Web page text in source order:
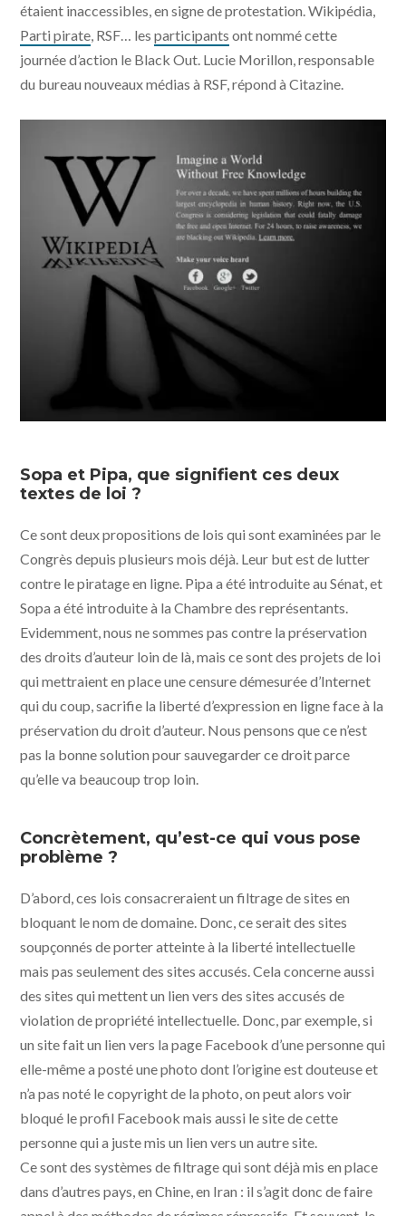
étaient inaccessibles, en signe de protestation. Wikipédia,
Parti pirate , RSF… lesparticipants ont nommé cette
journée d’action le Black Out. Lucie Morillon, responsable
du bureau nouveaux médias à RSF, répond à Citazine.
Sopa et Pipa, que signifient ces deux
textes de loi ?
Ce sont deux propositions de lois qui sont examinées par le
Congrès depuis plusieurs mois déjà. Leur but est de lutter
contre le piratage en ligne. Pipa a été introduite au Sénat, et
Sopa a été introduite à la Chambre des représentants.
Evidemment, nous ne sommes pas contre la préservation
des droits d’auteur loin de là, mais ce sont des projets de loi
qui mettraient en place une censure démesurée d’Internet
qui du coup, sacrifie la liberté d’expression en ligne face à la
préservation du droit d’auteur. Nous pensons que ce n’est
pas la bonne solution pour sauvegarder ce droit parce
qu’elle va beaucoup trop loin.
Concrètement, qu’est-ce qui vous pose
problème ?
D’abord, ces lois consacreraient un filtrage de sites en
bloquant le nom de domaine. Donc, ce serait des sites
soupçonnés de porter atteinte à la liberté intellectuelle
mais pas seulement des sites accusés. Cela concerne aussi
des sites qui mettent un lien vers des sites accusés de
violation de propriété intellectuelle. Donc, par exemple, si
un site fait un lien vers la page Facebook d’une personne qui
elle-même a posté une photo dont l’origine est douteuse et
n’a pas noté le copyright de la photo, on peut alors voir
bloqué le profil Facebook mais aussi le site de cette
personne qui a juste mis un lien vers un autre site.
Ce sont des systèmes de filtrage qui sont déjà mis en place
dans d’autres pays, en Chine, en Iran : il s’agit donc de faire